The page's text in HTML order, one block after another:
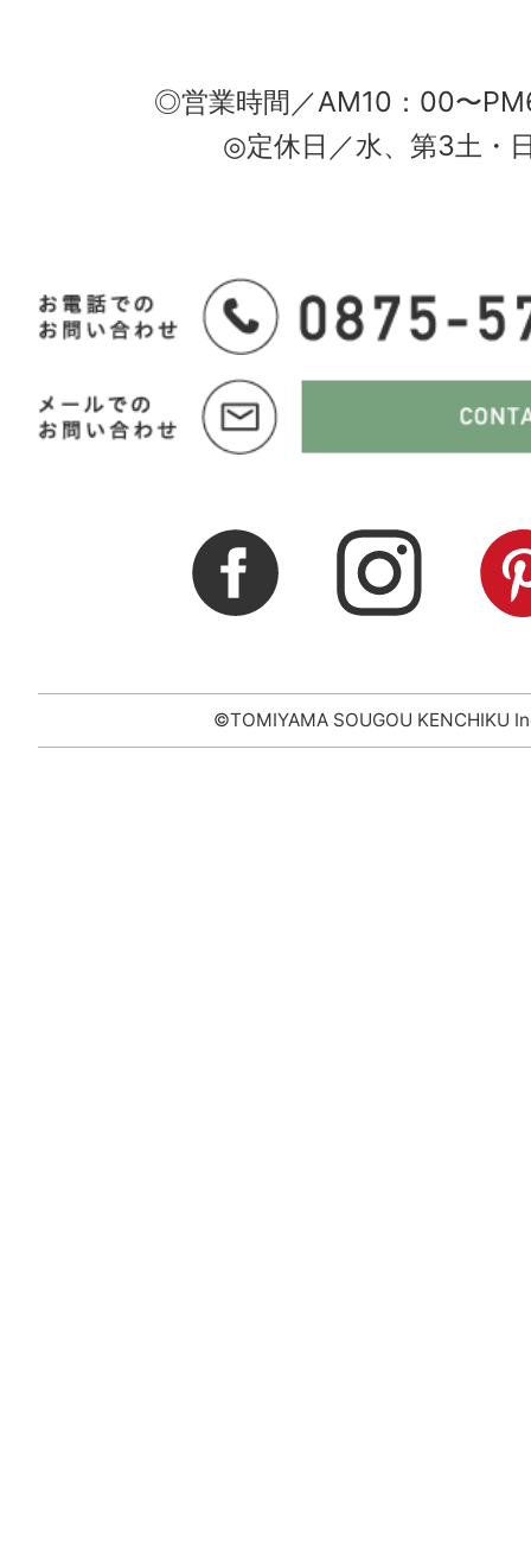
◎営業時間／AM10：00〜
◎定休日／水、第3土・
©TOMIYAMA SOUGOU KENCHIKU